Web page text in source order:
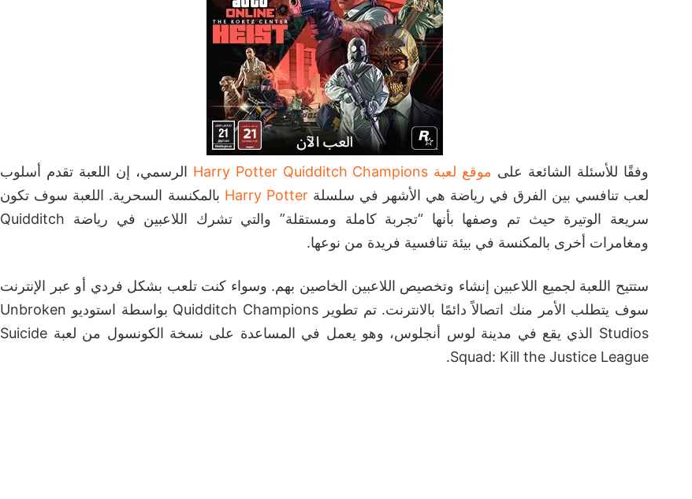
وفقًا للأسئلة الشائعة على موقع لعبة Harry Potter Quidditch Champions
الرسمي، إن اللعبة تقدم أسلوب
لعب تنافسي بين الفرق في رياضة هي الأشهر في سلسلةHarry Potter بالمكنسة السحرية. اللعبة سوف تكون
سريعة الوتيرة حيث تم وصفها بأنها “تجربة كاملة ومستقلة” والتي تشرك اللاعبين في رياضة Quidditch
ومغامرات أخرى بالمكنسة في بيئة تنافسية فريدة من نوعها.
ستتيح اللعبة لجميع اللاعبين إنشاء وتخصيص اللاعبين الخاصين بهم. وسواء كنت تلعب بشكل فردي أو عبر الإنترنت
سوف يتطلب الأمر منك اتصالاً دائمًا بالانترنت. تم تطوير Quidditch Champions بواسطة استوديو Unbroken
Studios الذي يقع في مدينة لوس أنجلوس، وهو يعمل في المساعدة على نسخة
الكونسول من لعبة Suicide
Squad: Kill the Justice League.